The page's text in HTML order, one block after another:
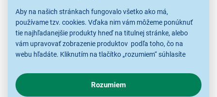
Aby na našich stránkach fungovalo všetko ako má,
používame tzv. cookies. Vďaka nim vám môžeme ponúknuť
tie najhľadanejšie produkty hneď na titulnej stránke, alebo
vám upravovať zobrazenie produktov podľa toho, čo na
webu hľadáte. Kliknutím na tlačítko „rozumiem“ súhlasíte
o chovaní na webe pre zobrazovaní cielených reklám.
V prípade že vás zaujímajú detaily, ako u nás s cookies a
Rozumiem
ventilácie
podľa vašich potrieb a okolností. Jeho
priemer lopatiek40 cm zabezpečujedostatočný
prietokvzduchu aj v väčších miestnostiach, čím
vytvára príjemné aosviežujúce prostredie.